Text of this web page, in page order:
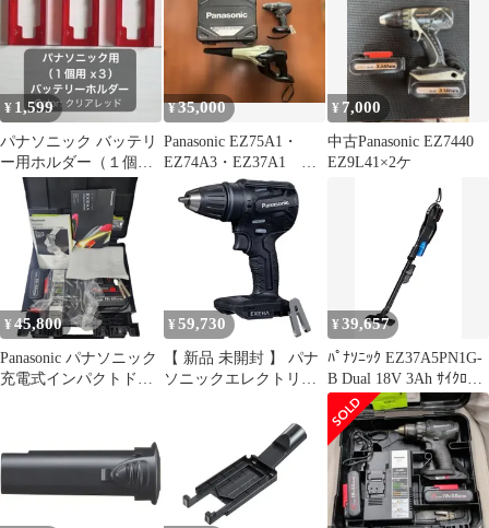
個・充電器付 未使用品
EZ37A5PN1G-W
18V3.0Ah電池付 白
¥ 1,599
パナソニック バッテリ
ー用ホルダー（１個用
×3）クリアレッド
¥35,000
Panasonic EZ75A1・
EZ74A3・EZ37A1 ま
とめ売り
¥ 7,000
中古Panasonic EZ7440
EZ9L41×2ケ
¥ 45,800
Panasonic パナソニック
充電式インパクトドラ
EZ0L81 【新品】
¥ 59,730
【 新品 未開封 】 パナ
ソニックエレクトリッ
電ドリルドライバー 本
体のみ EZ1DD4XB 未
使用 送料無料
¥39,657
ﾊﾟﾅｿﾆｯｸ EZ37A5PN1G-
B Dual 18V 3Ah ｻｲｸﾛﾝ
式ｸﾘｰﾅｰ 黒